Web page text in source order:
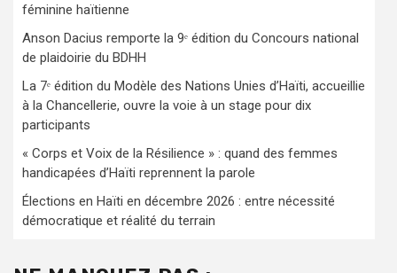
féminine haïtienne
Anson Dacius remporte la 9ᵉ édition du Concours national
de plaidoirie du BDHH
La 7ᵉ édition du Modèle des Nations Unies d’Haïti, accueillie
à la Chancellerie, ouvre la voie à un stage pour dix
participants
« Corps et Voix de la Résilience » : quand des femmes
handicapées d’Haïti reprennent la parole
Élections en Haïti en décembre 2026 : entre nécessité
démocratique et réalité du terrain